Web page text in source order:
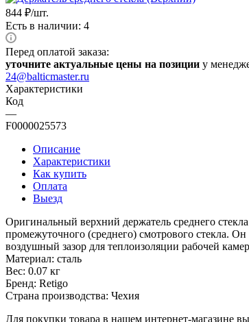
844 ₽/шт.
Есть в наличии: 4
Перед оплатой заказа:
уточните актуальные цены на позиции у
24@balticmaster.ru
Характеристики
Код
—
F0000025573
Описание
Характеристики
Как купить
Оплата
Выезд
Оригинальный верхний держатель среднего
промежуточного (среднего) смотрового стекла.
воздушный зазор для теплоизоляции рабочей
Материал: сталь
Вес: 0.07 кг
Бренд: Retigo
Страна производства: Чехия
Для покупки товара в нашем интернет-магазине